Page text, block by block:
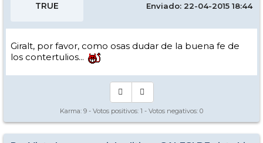
TRUE Enviado: 22-04-2015 18:44
Giralt, por favor, como osas dudar de la buena fe de
los contertulios...
Karma: 9 - Votos positivos: 1 - Votos negativos: 0